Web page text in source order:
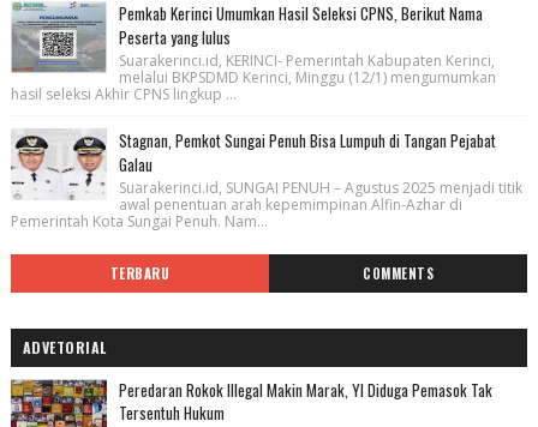
Pemkab Kerinci Umumkan Hasil Seleksi CPNS, Berikut Nama
Peserta yang lulus
Suarakerinci.id, KERINCI- Pemerintah Kabupaten Kerinci,
melalui BKPSDMD Kerinci, Minggu (12/1) mengumumkan
hasil seleksi Akhir CPNS lingkup ...
Stagnan, Pemkot Sungai Penuh Bisa Lumpuh di Tangan Pejabat
Galau
Suarakerinci.id, SUNGAI PENUH – Agustus 2025 menjadi titik
awal penentuan arah kepemimpinan Alfin-Azhar di
Pemerintah Kota Sungai Penuh. Nam...
TERBARU COMMENTS
ADVETORIAL
Peredaran Rokok Illegal Makin Marak, YI Diduga Pemasok Tak
Tersentuh Hukum